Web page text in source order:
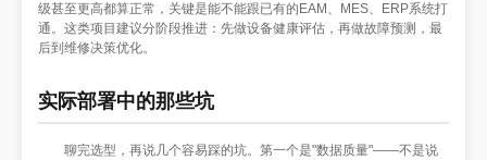
级甚至更高都算正常，关键是能不能跟已有的EAM、MES、ERP系统打
通。这类项目建议分阶段推进：先做设备健康评估，再做故障预测，最
后到维修决策优化。
实际部署中的那些坑
聊完选型，再说几个容易踩的坑。第一个是"数据质量"——不是说